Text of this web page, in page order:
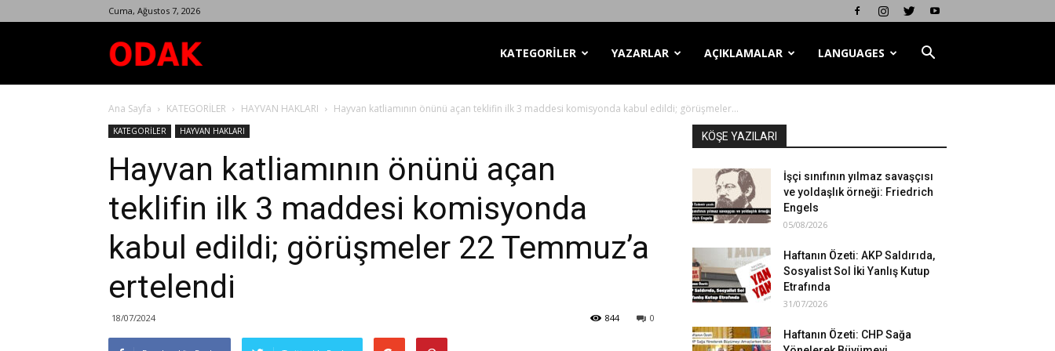
Cuma, Ağustos 7, 2026
Dergisi
KATEGORİLER YAZARLAR AÇIKLAMALAR LANGUAGES
Ana Sayfa KATEGORİLER HAYVAN HAKLARI Hayvan katliamının önünü açan teklifin ilk 3 maddesi komisyonda kabul edildi; görüşmeler...
KATEGORİLER HAYVAN HAKLARI
Hayvan katliamının önünü açan
teklifin ilk 3 maddesi komisyonda
kabul edildi; görüşmeler 22 Temmuz’a
ertelendi
18/07/2024 0
844
KÖŞE YAZILARI
İşçi sınıfının yılmaz savaşçısı
ve yoldaşlık örneği: Friedrich
Engels
05/08/2026
Haftanın Özeti: AKP Saldırıda,
Sosyalist Sol İki Yanlış Kutup
Etrafında
31/07/2026
Haftanın Özeti: CHP Sağa